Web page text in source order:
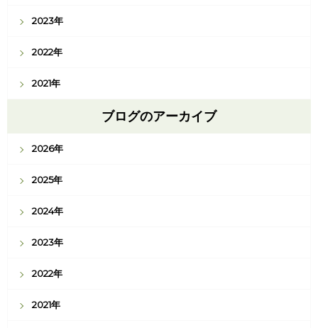
2023年
2022年
2021年
ブログのアーカイブ
2026年
2025年
2024年
2023年
2022年
2021年